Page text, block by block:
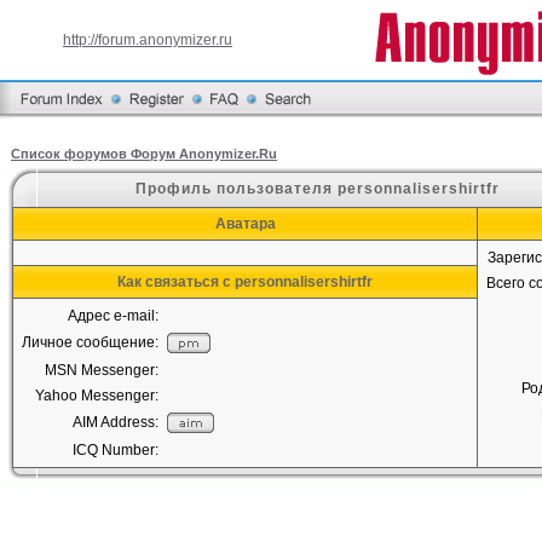
http://forum.anonymizer.ru
Список форумов Форум Anonymizer.Ru
Профиль пользователя personnalisershirtfr
Аватара
Всего
Как связаться с personnalisershirtfr
Адрес e-mail:
Личное сообщение:
MSN Messenger:
Yahoo Messenger:
AIM Address:
ICQ Number: